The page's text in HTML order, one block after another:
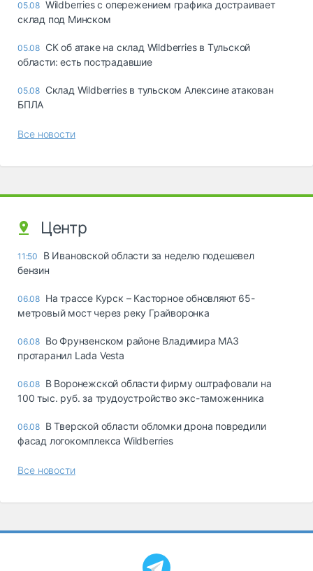
05.08 Wildberries с опережением графика достраивает
склад под Минском
05.08 СК об атаке на склад Wildberries в Тульской
области: есть пострадавшие
05.08 Склад Wildberries в тульском Алексине атакован
БПЛА
Все новости
Центр
11:50
В Ивановской области за неделю подешевел
бензин
06.08 На трассе Курск – Касторное обновляют 65-
метровый мост через реку Грайворонка
06.08 Во Фрунзенском районе Владимира МАЗ
протаранил Lada Vesta
06.08 В Воронежской области фирму оштрафовали на
100 тыс. руб. за трудоустройство экс-таможенника
06.08 В Тверской области обломки дрона повредили
фасад логокомплекса Wildberries
Все новости